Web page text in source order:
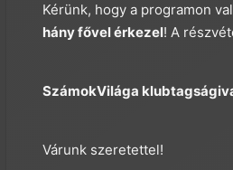
Kérünk, hogy a programon
hány fővel érkezel! A
SzámokVilága
Várunk szeretettel!